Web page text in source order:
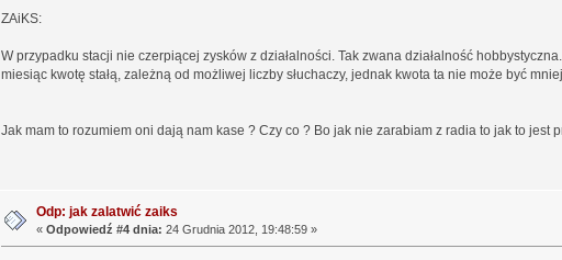
ZAiKS:
W przypadku stacji nie czerpiącej zysków z działalności. Tak zwana działalność
miesiąc kwotę stałą, zależną od możliwej liczby słuchaczy, jednak kwota ta nie może być
Jak mam to rozumiem oni dają nam kase ? Czy co ? Bo jak nie zarabiam z radia to jak to jest
Odp: jak zalatwić zaiks
« Odpowiedź #4 dnia: 24 Grudnia 2012, 19:48:59 »